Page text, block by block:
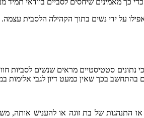
כך מאמינים שיחסים לסביים בוודאי תמיד
על ידי נשים בתוך הקהילה הלסבית
נתונים סטטיסטיים מראים שנשים לסביות
התנהגות של בת זוגה או להעניש אותה,